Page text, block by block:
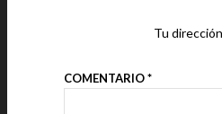
Tu
COMENTARIO*